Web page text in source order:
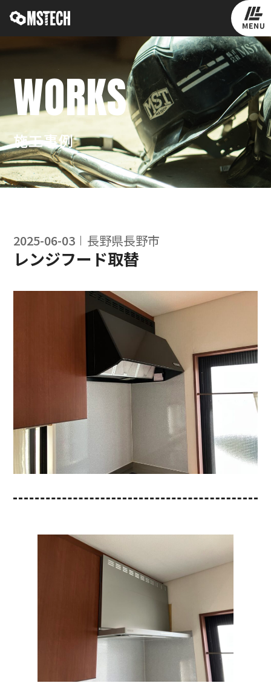
WORKS
施工事例
2025-06-03 長野県長野市
レンジフード取替